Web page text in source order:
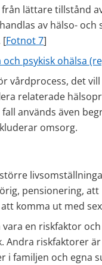
lättare tillstånd
av hälso- och
[Fotnot 7]
psykisk ohälsa
vårdprocess, det
relaterade
används även
omsorg.
pensionering,
komma ut med
en riskfaktor
Andra riskfaktorer
i familjen och egna